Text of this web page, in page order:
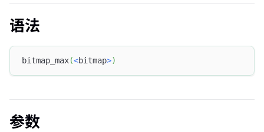
语法
bitmap_max(<bitmap>)
参数